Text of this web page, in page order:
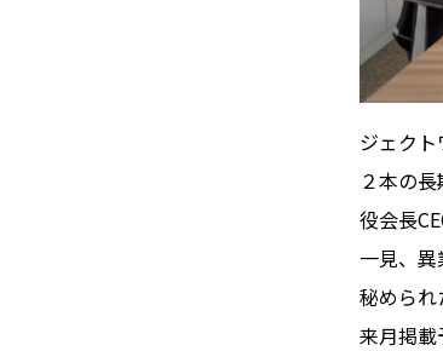
ジェク
２本の
役会長
一見、
秘められ
来月掲載